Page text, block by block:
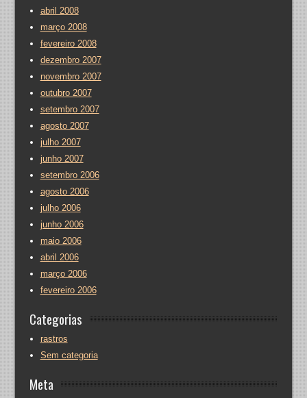
abril 2008
março 2008
fevereiro 2008
dezembro 2007
novembro 2007
outubro 2007
setembro 2007
agosto 2007
julho 2007
junho 2007
setembro 2006
agosto 2006
julho 2006
junho 2006
maio 2006
abril 2006
março 2006
fevereiro 2006
Categorias
rastros
Sem categoria
Meta